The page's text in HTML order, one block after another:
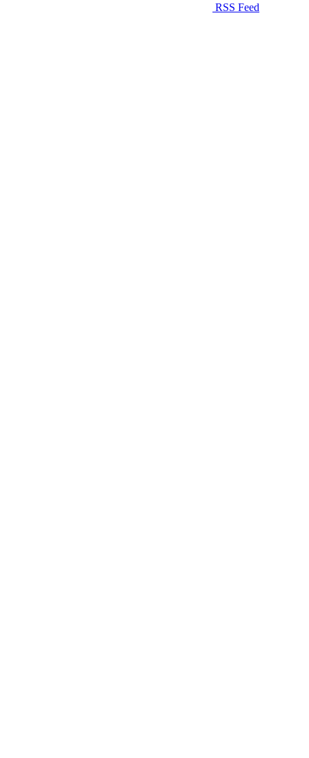
RSS Feed